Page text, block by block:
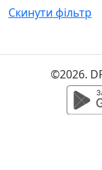
Скинути фільтр
©2026.